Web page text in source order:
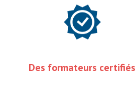
Des formateurs certifiés